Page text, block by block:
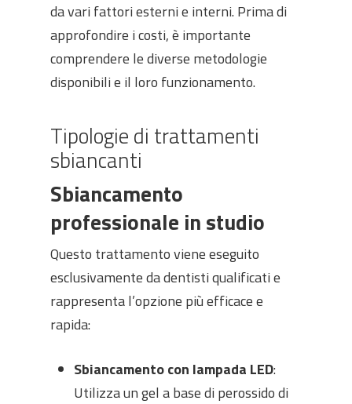
da vari fattori esterni e interni. Prima di
approfondire i costi, è importante
comprendere le diverse metodologie
disponibili e il loro funzionamento.
Tipologie di trattamenti
sbiancanti
Sbiancamento
professionale in studio
Questo trattamento viene eseguito
esclusivamente da dentisti qualificati e
rappresenta l’opzione più efficace e
rapida:
Sbiancamento con lampada LED:
Utilizza un gel a base di perossido di